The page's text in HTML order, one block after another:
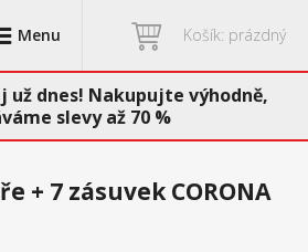
Menu Košík: prázdný
už dnes! Nakupujte výhodně,
slevy až 70 %
+ 7 zásuvek CORONA